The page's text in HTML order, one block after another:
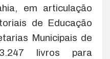
em articulação
de Educação
Municipais de
livros para